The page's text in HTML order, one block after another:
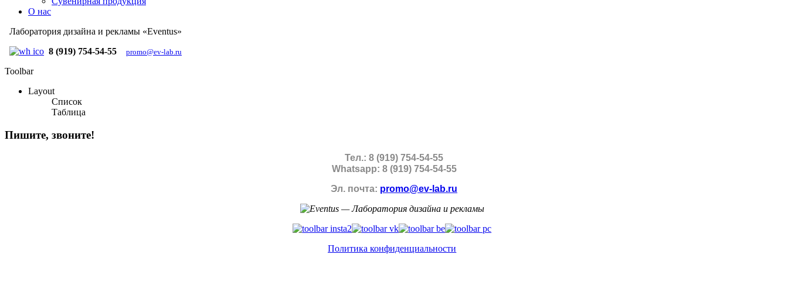
О нас
Лаборатория дизайна и рекламы «Eventus»
8 (919) 754-54-55
promo@ev-lab.ru
Toolbar
Layout
Список
Таблица
Пишите, звоните!
Тел.: 8 (919) 754-54-55
Whatsapp: 8 (919) 754-54-55
Эл. почта: promo@ev-lab.ru
Политика конфиденциальности